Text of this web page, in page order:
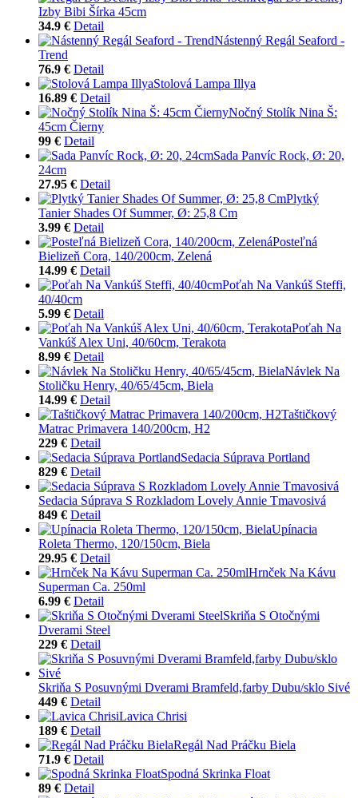
Izby Bibi Šírka 45cm
34.9 € Detail
Nástenný Regál Seaford -
Trend
76.9 € Detail
Stolová Lampa Illya
16.89 € Detail
Nočný Stolík Nina Š:
45cm Čierny
99 € Detail
Sada Panvíc Rock, Ø: 20,
24cm
27.95 € Detail
Plytký
Tanier Shades Of Summer, Ø: 25,8 Cm
3.99 € Detail
Posteľná
Bielizeň Cora, 140/200cm, Zelená
14.99 € Detail
Poťah Na Vankúš Steffi,
40/40cm
5.99 € Detail
Poťah Na
Vankúš Alex Uni, 40/60cm, Terakota
8.99 € Detail
Návlek Na
Stoličku Henry, 40/65/45cm, Biela
14.99 € Detail
Taštičkový
Matrac Primavera 140/200cm, H2
229 € Detail
Sedacia Súprava Portland
829 € Detail
Sedacia Súprava S Rozkladom Lovely Annie Tmavosivá
849 € Detail
Upínacia
Roleta Thermo, 120/150cm, Biela
29.95 € Detail
Hrnček Na Kávu
Superman Ca. 250ml
6.99 € Detail
Skriňa S Otočnými
Dverami Steel
229 € Detail
Skriňa S Posuvnými Dverami Bramfeld,farby Dubu/sklo Sivé
449 € Detail
Lavica Chrisi
189 € Detail
Regál Nad Práčku Biela
71.9 € Detail
Spodná Skrinka Float
89 € Detail